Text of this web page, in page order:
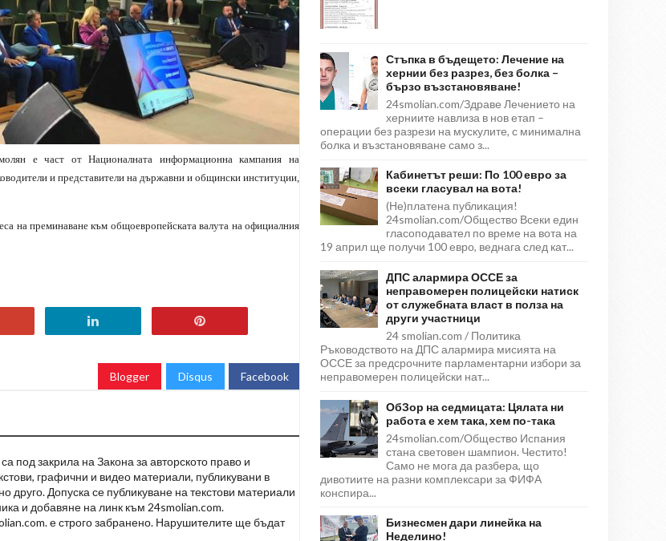
е част от Националната информационна кампания на
и представители на държавни и общински институции,
на преминаване към общоевропейската валута на официалния
Blogger Disqus Facebook
под закрила на Закона за авторското право и
графични и видео материали, публикувани в
друго. Допуска се публикуване на текстови материали
и добавяне на линк към 24smolian.com.
е строго забранено. Нарушителите ще бъдат
Стъпка в бъдещето: Лечение на
хернии без разрез, без болка –
бързо възстановяване!
24smolian.com/Здраве Лечението на
херниите навлиза в нов етап –
операции без разрези на мускулите, с минимална
болка и възстановяване само з...
Кабинетът реши: По 100 евро за
всеки гласувал на вота!
(Не)платена публикация!
24smolian.com/Общество Всеки един
гласоподавател по време на вота на
19 април ще получи 100 евро, веднага след кат...
ДПС алармира ОССЕ за
неправомерен полицейски натиск
от служебната власт в полза на
други участници
24 smolian.com / Политика
Ръководството на ДПС алармира мисията на
ОССЕ за предсрочните парламентарни избори за
неправомерен полицейски нат...
ОбЗор на седмицата: Цялата ни
работа е хем така, хем по-така
24smolian.com/Общество Испания
стана световен шампион. Честито!
Само не мога да разбера, що
дивотиите на разни комплексари за ФИФА
конспира...
Бизнесмен дари линейка на
Неделино!